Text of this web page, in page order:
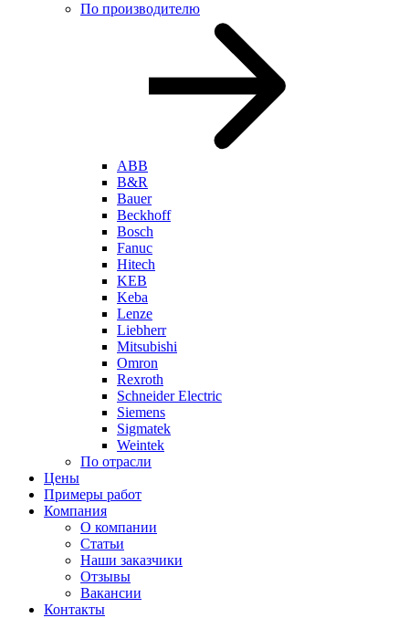
По производителю
ABB
B&R
Bauer
Beckhoff
Bosch
Fanuc
Hitech
KEB
Keba
Lenze
Liebherr
Mitsubishi
Omron
Rexroth
Schneider Electric
Siemens
Sigmatek
Weintek
По отрасли
Цены
Примеры работ
Компания
О компании
Статьи
Наши заказчики
Отзывы
Вакансии
Контакты